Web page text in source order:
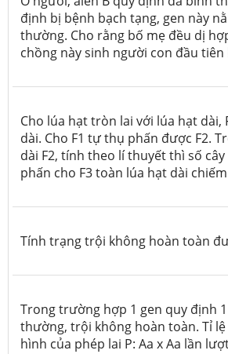
định bị bệnh bạch tạng, gen này
thường. Cho rằng bố mẹ đều dị
chồng này sinh người con đầu tiên
Cho lúa hạt tròn lai với lúa hạt dài,
dài. Cho F1 tự thụ phấn được F2.
dài F2, tính theo lí thuyết thì số
phấn cho F3 toàn lúa hạt dài
Tính trạng trội không hoàn toàn
Trong trường hợp 1 gen quy định
thường, trội không hoàn toàn. Tỉ lệ
hình của phép lai P: Aa x Aa lần